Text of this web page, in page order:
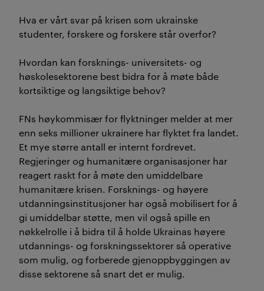
Hva er vårt svar på krisen som ukrainske
studenter, forskere og forskere står overfor?
Hvordan kan forsknings- universitets- og
høskolesektorene best bidra for å møte både
kortsiktige og langsiktige behov?
FNs høykommisær for flyktninger melder at mer
enn seks millioner ukrainere har flyktet fra landet.
Et mye større antall er internt fordrevet.
Regjeringer og humanitære organisasjoner har
reagert raskt for å møte den umiddelbare
humanitære krisen. Forsknings- og høyere
utdanningsinstitusjoner har også mobilisert for å
gi umiddelbar støtte, men vil også spille en
nøkkelrolle i å bidra til å holde Ukrainas høyere
utdannings- og forskningssektorer så operative
som mulig, og forberede gjenoppbyggingen av
disse sektorene så snart det er mulig.